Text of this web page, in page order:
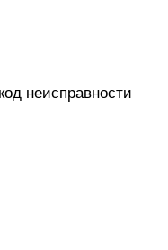
неисправности